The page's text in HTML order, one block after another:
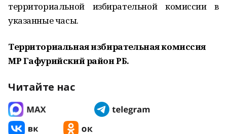
территориальной избирательной комиссии в
указанные часы.
Территориальная избирательная комиссия
МР Гафурийский район РБ.
Читайте нас